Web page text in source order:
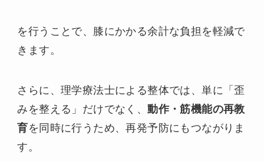
を行うことで、膝にかかる余計な負担を軽減で
きます。
さらに、理学療法士による整体では、単に「歪
みを整える」だけでなく、動作・筋機能の再教
育を同時に行うため、再発予防にもつながりま
す。